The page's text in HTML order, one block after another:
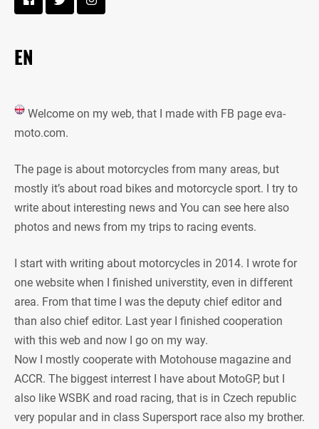
EN
Welcome on my web, that I made with FB page eva-
moto.com.
The page is about motorcycles from many areas, but
mostly it’s about road bikes and motorcycle sport. I try to
write about interesting news and You can see here also
photos and news from my trips to racing events.
I start with writing about motorcycles in 2014. I wrote for
one website when I finished universtity, even in different
area. From that time I was the deputy chief editor and
than also chief editor. Last year I finished cooperation
with this web and now I go on my way.
Now I mostly cooperate with Motohouse magazine and
ACCR. The biggest interrest I have about MotoGP, but I
also like WSBK and road racing, that is in Czech republic
very popular and in class Supersport race also my brother.